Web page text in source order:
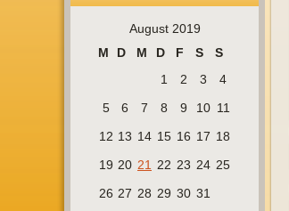
August 2019
M
D M D F S
S
1
2 3
4
5
6 7 8 9 10 11
12 13 14 15 16 17 18
19 20 21 22 23 24 25
26 27 28 29 30 31